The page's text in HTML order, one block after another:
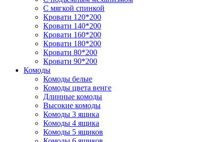
С мягкой спинкой
Кровати 120*200
Кровати 140*200
Кровати 160*200
Кровати 180*200
Кровати 80*200
Кровати 90*200
Комоды
Комоды белые
Комоды цвета венге
Длинные комоды
Высокие комоды
Комоды 3 ящика
Комоды 4 ящика
Комоды 5 ящиков